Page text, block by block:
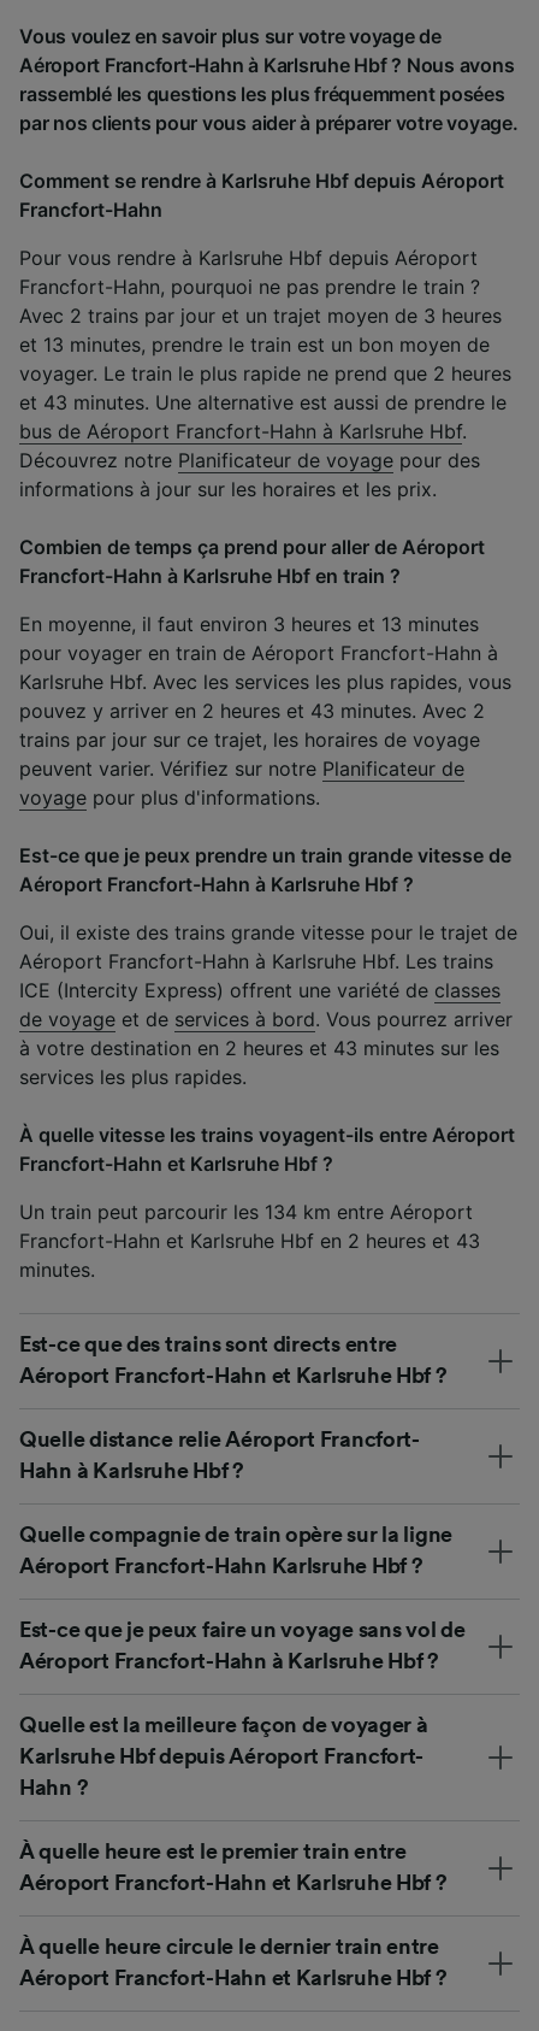
Vous voulez en savoir plus sur votre voyage de
Aéroport Francfort-Hahn à Karlsruhe Hbf ? Nous avons
rassemblé les questions les plus fréquemment posées
par nos clients pour vous aider à préparer votre voyage.
Comment se rendre à Karlsruhe Hbf depuis Aéroport
Francfort-Hahn
Pour vous rendre à Karlsruhe Hbf depuis Aéroport
Francfort-Hahn, pourquoi ne pas prendre le train ?
Avec 2 trains par jour et un trajet moyen de 3 heures
et 13 minutes, prendre le train est un bon moyen de
voyager. Le train le plus rapide ne prend que 2 heures
et 43 minutes. Une alternative est aussi de prendre le
bus de Aéroport Francfort-Hahn à Karlsruhe Hbf.
Découvrez notre Planificateur de voyage pour des
informations à jour sur les horaires et les prix.
Combien de temps ça prend pour aller de Aéroport
Francfort-Hahn à Karlsruhe Hbf en train ?
En moyenne, il faut environ 3 heures et 13 minutes
pour voyager en train de Aéroport Francfort-Hahn à
Karlsruhe Hbf. Avec les services les plus rapides, vous
pouvez y arriver en 2 heures et 43 minutes. Avec 2
trains par jour sur ce trajet, les horaires de voyage
peuvent varier. Vérifiez sur notre Planificateur de
voyage pour plus d'informations.
Est-ce que je peux prendre un train grande vitesse de
Aéroport Francfort-Hahn à Karlsruhe Hbf ?
Oui, il existe des trains grande vitesse pour le trajet de
Aéroport Francfort-Hahn à Karlsruhe Hbf. Les trains
ICE (Intercity Express) offrent une variété de classes
de voyage et de services à bord. Vous pourrez arriver
à votre destination en 2 heures et 43 minutes sur les
services les plus rapides.
À quelle vitesse les trains voyagent-ils entre Aéroport
Francfort-Hahn et Karlsruhe Hbf ?
Un train peut parcourir les 134 km entre Aéroport
Francfort-Hahn et Karlsruhe Hbf en 2 heures et 43
minutes.
Est-ce que des trains sont directs entre
Aéroport Francfort-Hahn et Karlsruhe Hbf ?
Quelle distance relie Aéroport Francfort-
Hahn à Karlsruhe Hbf ?
Quelle compagnie de train opère sur la ligne
Aéroport Francfort-Hahn Karlsruhe Hbf ?
Est-ce que je peux faire un voyage sans vol de
Aéroport Francfort-Hahn à Karlsruhe Hbf ?
Quelle est la meilleure façon de voyager à
Karlsruhe Hbf depuis Aéroport Francfort-
Hahn ?
À quelle heure est le premier train entre
Aéroport Francfort-Hahn et Karlsruhe Hbf ?
À quelle heure circule le dernier train entre
Aéroport Francfort-Hahn et Karlsruhe Hbf ?